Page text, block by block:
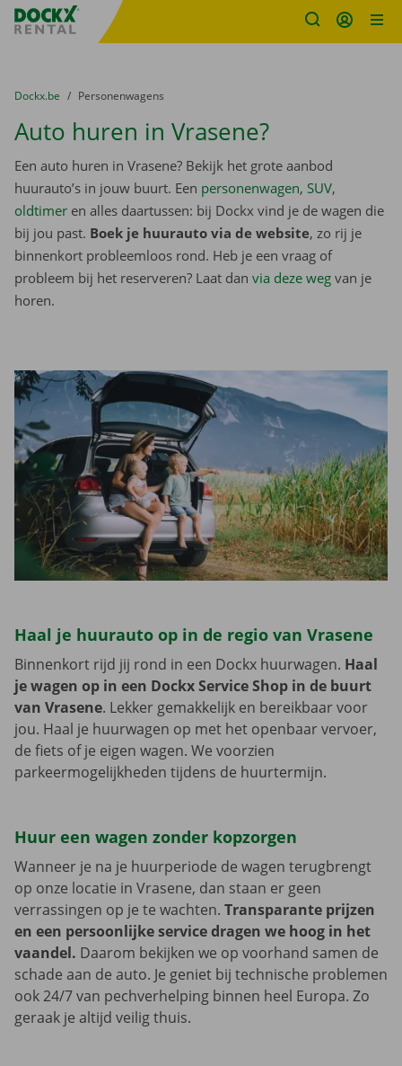
Fratello DEMO
U bevindt zich hier:
van
Dockx.be naar
Personenwagens
Auto huren in Vrasene?
Een auto huren in Vrasene? Bekijk het grote aanbod
huurauto’s in jouw buurt. Een personenwagen, SUV,
oldtimer en alles daartussen: bij Dockx vind je de wagen die
bij jou past. Boek je huurauto via de website, zo rij je
binnenkort probleemloos rond. Heb je een vraag of
probleem bij het reserveren? Laat dan via deze weg van je
horen.
Haal je huurauto op in de regio van Vrasene
Binnenkort rijd jij rond in een Dockx huurwagen. Haal
je wagen op in een Dockx Service Shop in de buurt
van Vrasene. Lekker gemakkelijk en bereikbaar voor
jou. Haal je huurwagen op met het openbaar vervoer,
de fiets of je eigen wagen. We voorzien
parkeermogelijkheden tijdens de huurtermijn.
Huur een wagen zonder kopzorgen
Wanneer je na je huurperiode de wagen terugbrengt
op onze locatie in Vrasene, dan staan er geen
verrassingen op je te wachten. Transparante prijzen
en een persoonlijke service dragen we hoog in het
vaandel. Daarom bekijken we op voorhand samen de
schade aan de auto. Je geniet bij technische problemen
ook 24/7 van pechverhelping binnen heel Europa. Zo
geraak je altijd veilig thuis.